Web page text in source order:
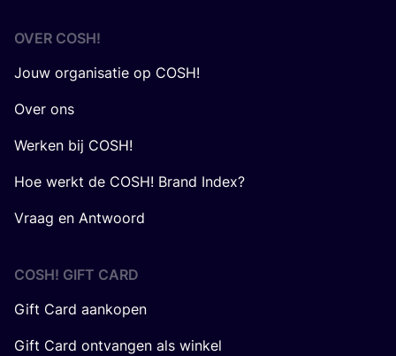
OVER COSH!
Jouw organisatie op COSH!
Over ons
Werken bij COSH!
Hoe werkt de COSH! Brand Index?
Vraag en Antwoord
COSH! GIFT CARD
Gift Card aankopen
Gift Card ontvangen als winkel